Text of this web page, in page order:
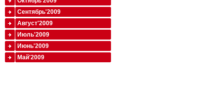
Сентябрь'2009
Август'2009
Июль'2009
Июнь'2009
Май'2009